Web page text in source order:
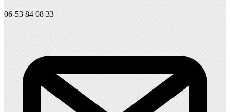
06-53 84 08 33